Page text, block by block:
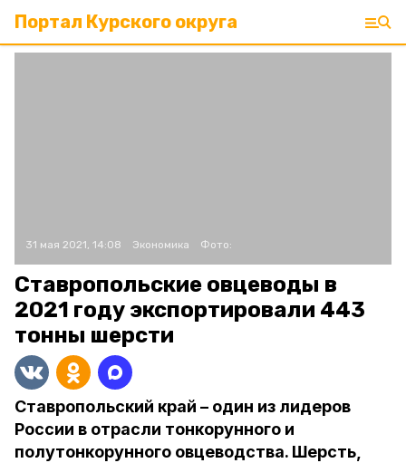
Портал Курского округа
31 мая 2021, 14:08 Экономика Фото:
Ставропольские овцеводы в
2021 году экспортировали 443
тонны шерсти
Ставропольский край – один из лидеров
России в отрасли тонкорунного и
полутонкорунного овцеводства. Шерсть,